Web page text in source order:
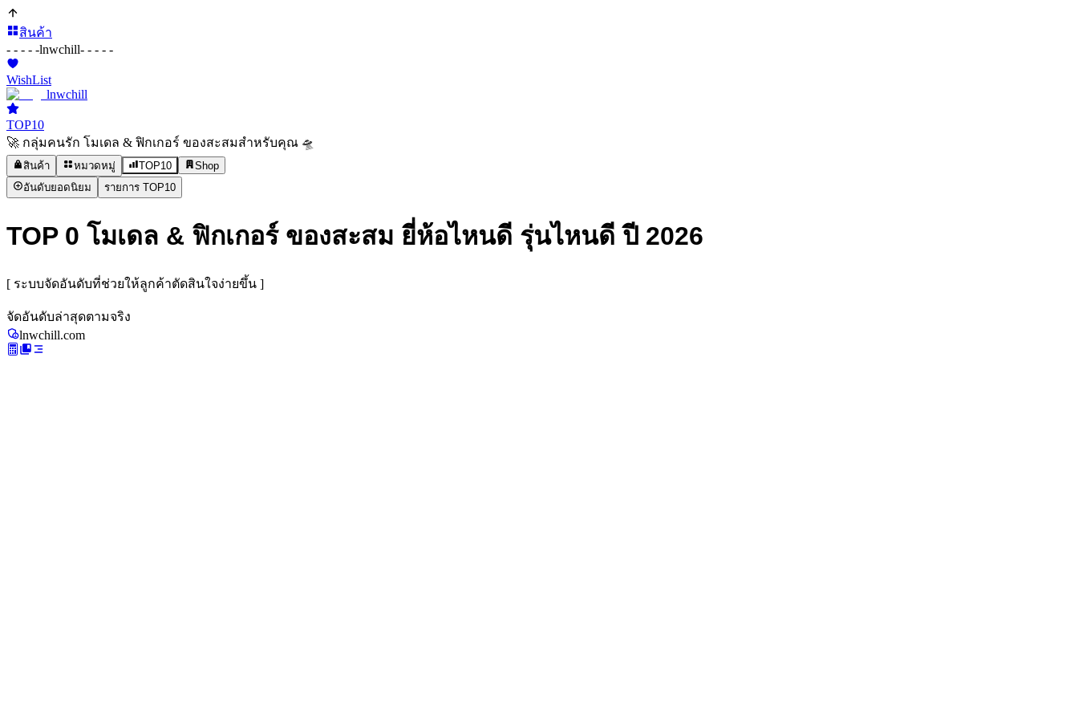
สินค้า
- - - - -lnwchill- - - - -
WishList
lnwchill
TOP10
🚀 กลุ่มคนรัก โมเดล & ฟิกเกอร์ ของสะสมสำหรับคุณ 🛸
สินค้า หมวดหมู่ TOP10
Shop
อันดับยอดนิยม
รายการ TOP10
TOP 0 โมเดล & ฟิกเกอร์ ของสะสม ยี่ห้อไหนดี รุ่นไหนดี ปี 2026
[ ระบบจัดอันดับที่ช่วยให้ลูกค้าตัดสินใจง่ายขึ้น ]
จัดอันดับล่าสุดตามจริง
lnwchill.com